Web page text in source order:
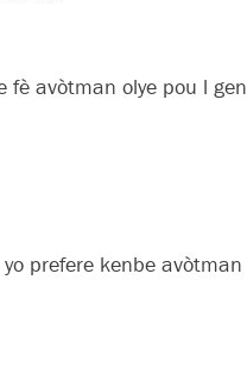
fè avòtman olye pou l gen
prefere kenbe avòtman